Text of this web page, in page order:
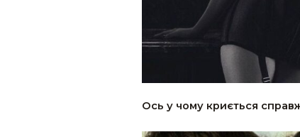
Ось у чому криється